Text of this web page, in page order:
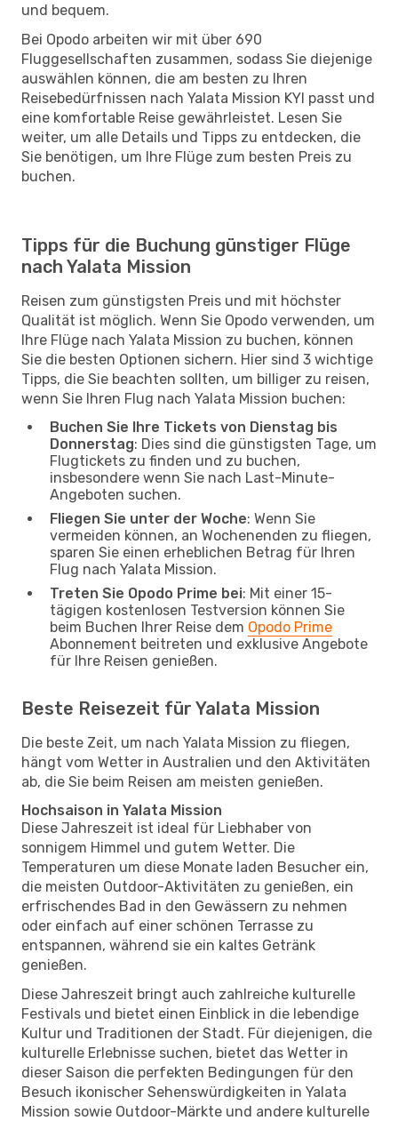
und bequem.
Bei Opodo arbeiten wir mit über 690
Fluggesellschaften zusammen, sodass Sie diejenige
auswählen können, die am besten zu Ihren
Reisebedürfnissen nach Yalata Mission KYI passt und
eine komfortable Reise gewährleistet. Lesen Sie
weiter, um alle Details und Tipps zu entdecken, die
Sie benötigen, um Ihre Flüge zum besten Preis zu
buchen.
Tipps für die Buchung günstiger Flüge
nach Yalata Mission
Reisen zum günstigsten Preis und mit höchster
Qualität ist möglich. Wenn Sie Opodo verwenden, um
Ihre Flüge nach Yalata Mission zu buchen, können
Sie die besten Optionen sichern. Hier sind 3 wichtige
Tipps, die Sie beachten sollten, um billiger zu reisen,
wenn Sie Ihren Flug nach Yalata Mission buchen:
Buchen Sie Ihre Tickets von Dienstag bis
Donnerstag: Dies sind die günstigsten Tage, um
Flugtickets zu finden und zu buchen,
insbesondere wenn Sie nach Last-Minute-
Angeboten suchen.
Fliegen Sie unter der Woche: Wenn Sie
vermeiden können, an Wochenenden zu fliegen,
sparen Sie einen erheblichen Betrag für Ihren
Flug nach Yalata Mission.
Treten Sie Opodo Prime bei: Mit einer 15-
tägigen kostenlosen Testversion können Sie
beim Buchen Ihrer Reise dem Opodo Prime
Abonnement beitreten und exklusive Angebote
für Ihre Reisen genießen.
Beste Reisezeit für Yalata Mission
Die beste Zeit, um nach Yalata Mission zu fliegen,
hängt vom Wetter in Australien und den Aktivitäten
ab, die Sie beim Reisen am meisten genießen.
Hochsaison in Yalata Mission
Diese Jahreszeit ist ideal für Liebhaber von
sonnigem Himmel und gutem Wetter. Die
Temperaturen um diese Monate laden Besucher ein,
die meisten Outdoor-Aktivitäten zu genießen, ein
erfrischendes Bad in den Gewässern zu nehmen
oder einfach auf einer schönen Terrasse zu
entspannen, während sie ein kaltes Getränk
genießen.
Diese Jahreszeit bringt auch zahlreiche kulturelle
Festivals und bietet einen Einblick in die lebendige
Kultur und Traditionen der Stadt. Für diejenigen, die
kulturelle Erlebnisse suchen, bietet das Wetter in
dieser Saison die perfekten Bedingungen für den
Besuch ikonischer Sehenswürdigkeiten in Yalata
Mission sowie Outdoor-Märkte und andere kulturelle